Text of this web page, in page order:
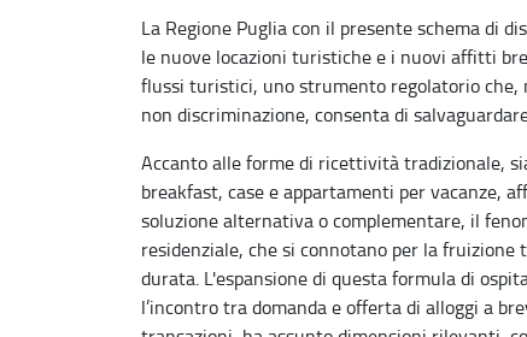
La Regione Puglia con il presente schema di
le nuove locazioni turistiche e i nuovi affitti
flussi turistici, uno strumento regolatorio
non discriminazione, consenta di
Accanto alle forme di ricettività tradizionale,
breakfast, case e appartamenti per vacanze,
soluzione alternativa o complementare, il
residenziale, che si connotano per la
durata. L'espansione di questa formula di
l’incontro tra domanda e offerta di alloggi a